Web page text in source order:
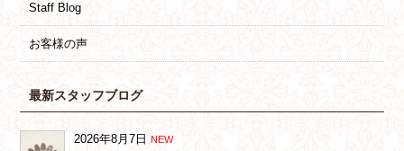
Staff Blog
お客様の声
最新スタッフブログ
2026年8月7日 NEW